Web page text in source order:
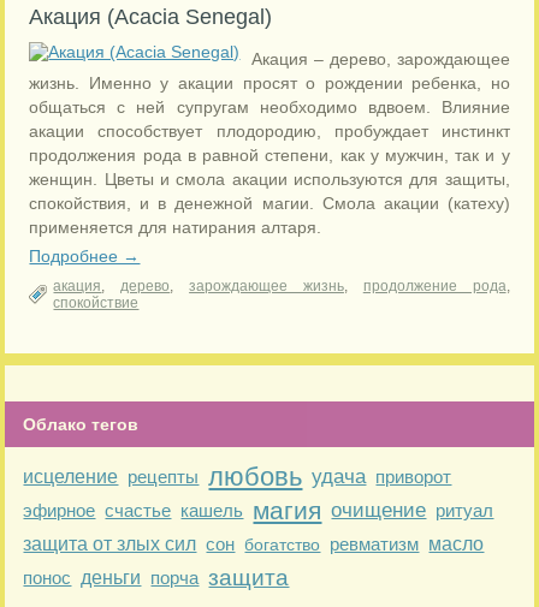
Акация (Acacia Senegal)
Акация – дерево, зарождающее
жизнь. Именно у акации просят о рождении ребенка, но
общаться с ней супругам необходимо вдвоем. Влияние
акации способствует плодородию, пробуждает инстинкт
продолжения рода в равной степени, как у мужчин, так и у
женщин. Цветы и смола акации используются для защиты,
спокойствия, и в денежной магии. Смола акации (катеху)
применяется для натирания алтаря.
Подробнее →
акация,дерево,зарождающее жизнь, продолжение рода,
спокойствие
Облако тегов
исцеление рецепты любовь удача приворот
эфирное счастье кашель магия очищение ритуал
защита от злых сил сон богатство ревматизм масло
понос деньги порча защита